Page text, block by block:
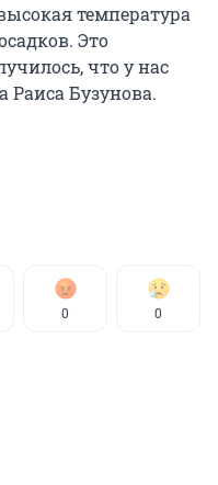
температура
Это
что у нас
Раиса Бузунова.
0 0